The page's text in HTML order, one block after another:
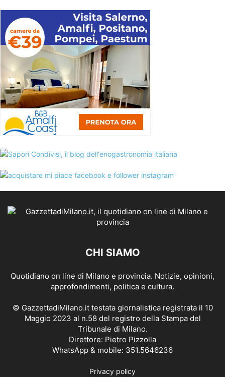
CHI SIAMO
Quotidiano on line di Milano e provincia. Notizie, opinioni,
approfondimenti, politica e cultura.
© GazzettadiMilano.it testata giornalistica registrata il 10
Maggio 2023 al n.58 del registro della Stampa del
Tribunale di Milano.
Direttore: Pietro Pizzolla
WhatsApp & mobile: 351.5646236
Privacy policy